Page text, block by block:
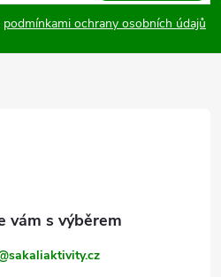
podmínkami ochrany osobních údajů
sakaliaktivity.cz